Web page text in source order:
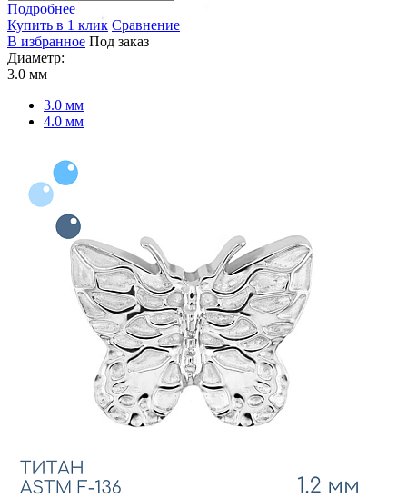
Подробнее
Купить в 1 клик Сравнение
В избранное Под заказ
Диаметр:
3.0 мм
3.0 мм
4.0 мм